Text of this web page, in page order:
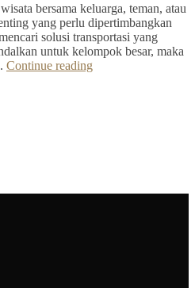
bersama keluarga, teman, atau
yang perlu dipertimbangkan
solusi transportasi yang
untuk kelompok besar, maka
Continue reading